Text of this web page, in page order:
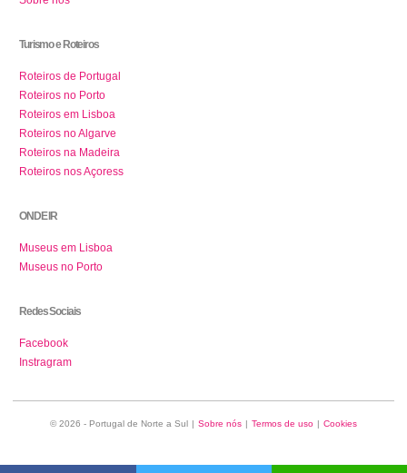
Turismo e Roteiros
Roteiros de Portugal
Roteiros no Porto
Roteiros em Lisboa
Roteiros no Algarve
Roteiros na Madeira
Roteiros nos Açoress
ONDE IR
Museus em Lisboa
Museus no Porto
Redes Sociais
Facebook
Instragram
© 2026 - Portugal de Norte a Sul | Sobre nós | Termos de uso | Cookies